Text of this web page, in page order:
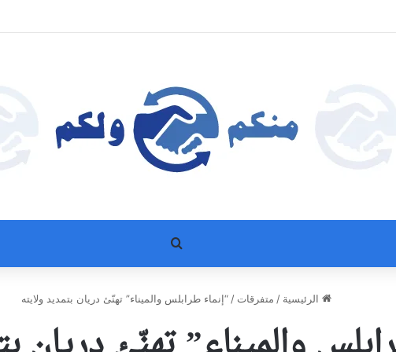
بحث عن
الرئيسية / متفرقات / “إنماء طرابلس والميناء” تهنّئ دريان بتمديد ولايته